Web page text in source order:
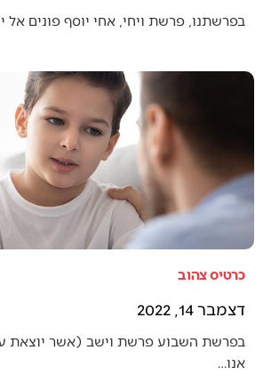
בפרשתנו, פרשת ויחי, אחי יוסף פונים אל
כרטיס צהוב
דצמבר 14, 2022
בפרשת השבוע פרשת וישב (אשר יוצאת
אנו…